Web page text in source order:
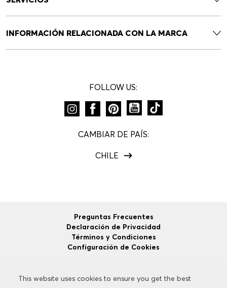
This website uses cookies to ensure you get the best
This website uses cookies to ensure you get the best
INFORMACIÓN RELACIONADA CON LA MARCA
FOLLOW US:
CAMBIAR DE PAÍS:
CHILE
Preguntas Frecuentes
Declaración de Privacidad
Términos y Condiciones
Configuración de Cookies